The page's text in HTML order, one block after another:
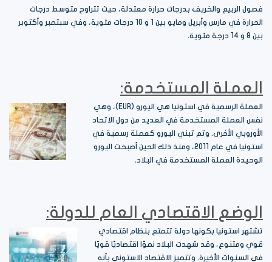
فصول الربيع والخريف بدرجات حرارة معتدلة، حيث تتراوح متوسط درجات
الحرارة في مارس وأبريل ومايو بين 1 و 10 درجات مئوية، وفي سبتمبر وأكتوبر
بين 8 و 14 درجة مئوية.
العملة المستخدمة:
العملة الرسمية في استونيا هي اليورو (EUR)، وهي
نفس العملة المستخدمة في العديد من دول الاتحاد
الأوروبي الأخرى. وتم تبني اليورو كعملة رسمية في
استونيا في عام 2011، ومنذ ذلك الحين أصبحت اليورو
الوحيدة العملة المستخدمة في البلاد.
الوضع الاقتصادي العام للدولة:
تشتهر استونيا بكونها دولة تتمتع بنظام اقتصادي
قوي ومتنوع، وقد شهدت البلاد نموًا اقتصاديًا قويًا
في السنوات الأخيرة. وتتميز الاقتصاد الاستوني بأنه